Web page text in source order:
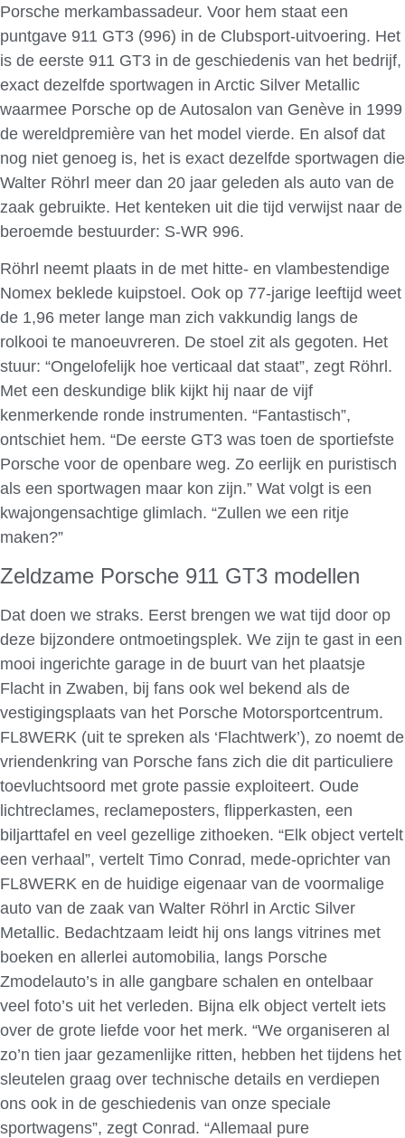
Porsche merkambassadeur. Voor hem staat een
puntgave 911 GT3 (996) in de Clubsport-uitvoering. Het
is de eerste 911 GT3 in de geschiedenis van het bedrijf,
exact dezelfde sportwagen in Arctic Silver Metallic
waarmee Porsche op de Autosalon van Genève in 1999
de wereldpremière van het model vierde. En alsof dat
nog niet genoeg is, het is exact dezelfde sportwagen die
Walter Röhrl meer dan 20 jaar geleden als auto van de
zaak gebruikte. Het kenteken uit die tijd verwijst naar de
beroemde bestuurder: S-WR 996.
Röhrl neemt plaats in de met hitte- en vlambestendige
Nomex beklede kuipstoel. Ook op 77-jarige leeftijd weet
de 1,96 meter lange man zich vakkundig langs de
rolkooi te manoeuvreren. De stoel zit als gegoten. Het
stuur: “Ongelofelijk hoe verticaal dat staat”, zegt Röhrl.
Met een deskundige blik kijkt hij naar de vijf
kenmerkende ronde instrumenten. “Fantastisch”,
ontschiet hem. “De eerste GT3 was toen de sportiefste
Porsche voor de openbare weg. Zo eerlijk en puristisch
als een sportwagen maar kon zijn.” Wat volgt is een
kwajongensachtige glimlach. “Zullen we een ritje
maken?”
Zeldzame Porsche 911 GT3 modellen
Dat doen we straks. Eerst brengen we wat tijd door op
deze bijzondere ontmoetingsplek. We zijn te gast in een
mooi ingerichte garage in de buurt van het plaatsje
Flacht in Zwaben, bij fans ook wel bekend als de
vestigingsplaats van het Porsche Motorsportcentrum.
FL8WERK (uit te spreken als ‘Flachtwerk’), zo noemt de
vriendenkring van Porsche fans zich die dit particuliere
toevluchtsoord met grote passie exploiteert. Oude
lichtreclames, reclameposters, flipperkasten, een
biljarttafel en veel gezellige zithoeken. “Elk object vertelt
een verhaal”, vertelt Timo Conrad, mede-oprichter van
FL8WERK en de huidige eigenaar van de voormalige
auto van de zaak van Walter Röhrl in Arctic Silver
Metallic. Bedachtzaam leidt hij ons langs vitrines met
boeken en allerlei automobilia, langs Porsche
Zmodelauto’s in alle gangbare schalen en ontelbaar
veel foto’s uit het verleden. Bijna elk object vertelt iets
over de grote liefde voor het merk. “We organiseren al
zo’n tien jaar gezamenlijke ritten, hebben het tijdens het
sleutelen graag over technische details en verdiepen
ons ook in de geschiedenis van onze speciale
sportwagens”, zegt Conrad. “Allemaal pure